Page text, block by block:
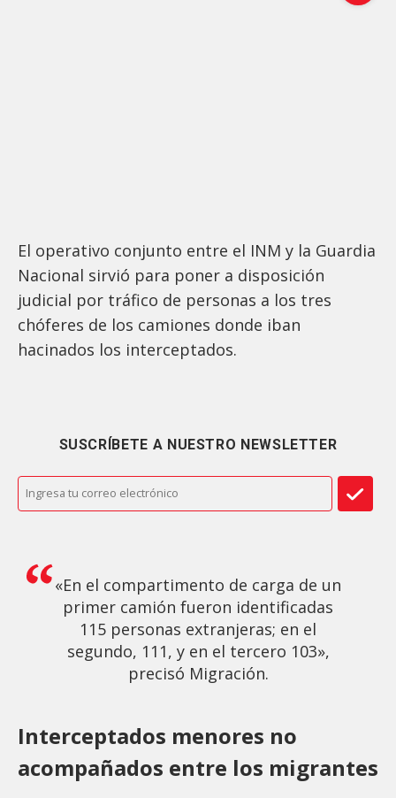
El operativo conjunto entre el INM y la Guardia
Nacional sirvió para poner a disposición
judicial por tráfico de personas a los tres
chóferes de los camiones donde iban
hacinados los interceptados.
SUSCRÍBETE A NUESTRO NEWSLETTER
«En el compartimento de carga de un
primer camión fueron identificadas
115 personas extranjeras; en el
segundo, 111, y en el tercero 103»,
precisó Migración.
Interceptados menores no
acompañados entre los migrantes